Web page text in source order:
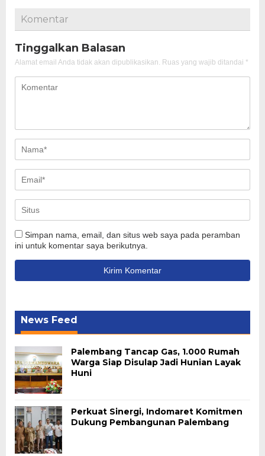
Komentar
Tinggalkan Balasan
Alamat email Anda tidak akan dipublikasikan. Ruas yang wajib ditandai *
Simpan nama, email, dan situs web saya pada peramban
ini untuk komentar saya berikutnya.
News Feed
Palembang Tancap Gas, 1.000 Rumah
Warga Siap Disulap Jadi Hunian Layak
Huni
Perkuat Sinergi, Indomaret Komitmen
Dukung Pembangunan Palembang